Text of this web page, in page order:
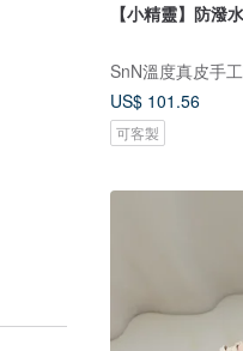
【小精靈】防潑
SnN溫度真皮手
US$ 101.56
可客製